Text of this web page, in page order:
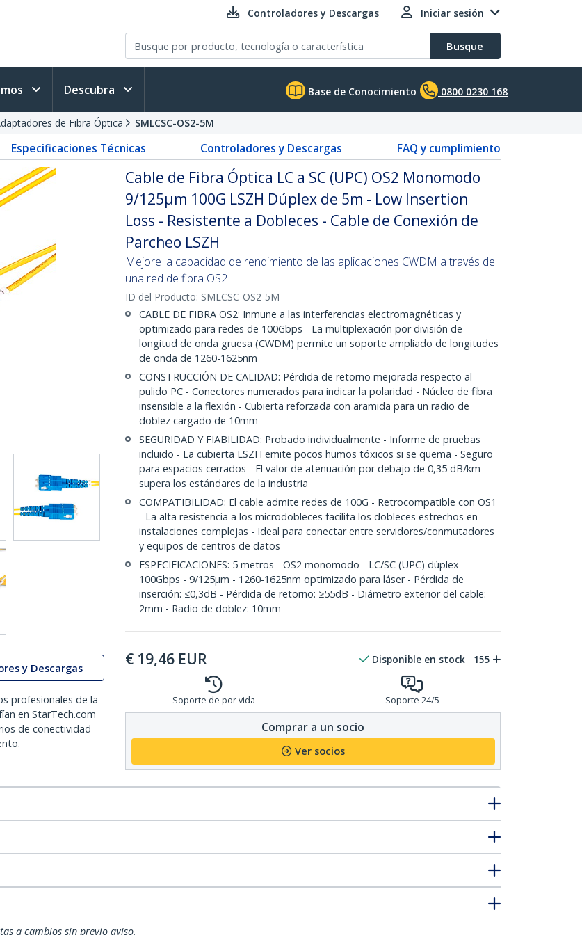
Controladores y Descargas Iniciar sesión
Busque
Descubra Base de Conocimiento 0800 0230 168
de Fibra Óptica SMLCSC-OS2-5M
Especificaciones Técnicas Controladores y Descargas FAQ y cumplimiento
y Descargas
profesionales de la
en StarTech.com
de conectividad
Cable de Fibra Óptica LC a SC (UPC) OS2 Monomodo
9/125µm 100G LSZH Dúplex de 5m - Low Insertion
Loss - Resistente a Dobleces - Cable de Conexión de
Parcheo LSZH
Mejore la capacidad de rendimiento de las aplicaciones CWDM a través de
una red de fibra OS2
ID del Producto: SMLCSC-OS2-5M
CABLE DE FIBRA OS2: Inmune a las interferencias electromagnéticas y
optimizado para redes de 100Gbps - La multiplexación por división de
longitud de onda gruesa (CWDM) permite un soporte ampliado de longitudes
de onda de 1260-1625nm
CONSTRUCCIÓN DE CALIDAD: Pérdida de retorno mejorada respecto al
pulido PC - Conectores numerados para indicar la polaridad - Núcleo de fibra
insensible a la flexión - Cubierta reforzada con aramida para un radio de
doblez cargado de 10mm
SEGURIDAD Y FIABILIDAD: Probado individualmente - Informe de pruebas
incluido - La cubierta LSZH emite pocos humos tóxicos si se quema - Seguro
para espacios cerrados - El valor de atenuación por debajo de 0,35 dB/km
supera los estándares de la industria
COMPATIBILIDAD: El cable admite redes de 100G - Retrocompatible con OS1
- La alta resistencia a los microdobleces facilita los dobleces estrechos en
instalaciones complejas - Ideal para conectar entre servidores/conmutadores
y equipos de centros de datos
ESPECIFICACIONES: 5 metros - OS2 monomodo - LC/SC (UPC) dúplex -
100Gbps - 9/125µm - 1260-1625nm optimizado para láser - Pérdida de
inserción: ≤0,3dB - Pérdida de retorno: ≥55dB - Diámetro exterior del cable:
2mm - Radio de doblez: 10mm
€ 19,46 EUR Disponible en stock 155
Soporte de por vida Soporte 24/5
Comprar a un socio
Ver socios
a cambios sin previo aviso.